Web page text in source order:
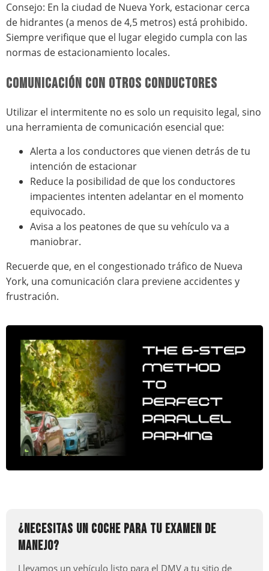
Consejo: En la ciudad de Nueva York, estacionar cerca
de hidrantes (a menos de 4,5 metros) está prohibido.
Siempre verifique que el lugar elegido cumpla con las
normas de estacionamiento locales.
COMUNICACIÓN CON OTROS CONDUCTORES
Utilizar el intermitente no es solo un requisito legal, sino
una herramienta de comunicación esencial que:
Alerta a los conductores que vienen detrás de tu
intención de estacionar
Reduce la posibilidad de que los conductores
impacientes intenten adelantar en el momento
equivocado.
Avisa a los peatones de que su vehículo va a
maniobrar.
Recuerde que, en el congestionado tráfico de Nueva
York, una comunicación clara previene accidentes y
frustración.
¿NECESITAS UN COCHE PARA TU EXAMEN DE
MANEJO?
Llevamos un vehículo listo para el DMV a tu sitio de